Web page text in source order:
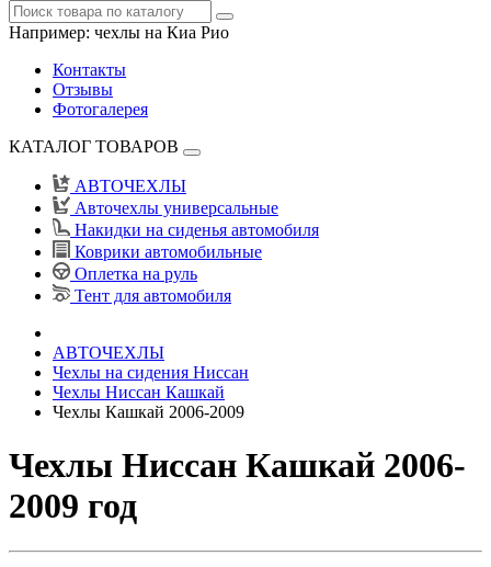
Например: чехлы на Киа Рио
Контакты
Отзывы
Фотогалерея
КАТАЛОГ ТОВАРОВ
АВТОЧЕХЛЫ
Авточехлы универсальные
Накидки на сиденья автомобиля
Коврики автомобильные
Оплетка на руль
Тент для автомобиля
АВТОЧЕХЛЫ
Чехлы на сидения Ниссан
Чехлы Ниссан Кашкай
Чехлы Кашкай 2006-2009
Чехлы Ниссан Кашкай 2006-
2009 год